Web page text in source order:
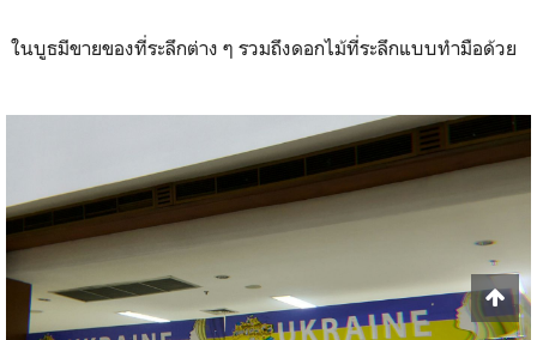
ในบูธมีขายของที่ระลึกต่าง ๆ รวมถึงดอกไม้ที่ระลึกแบบทำมือด้วย